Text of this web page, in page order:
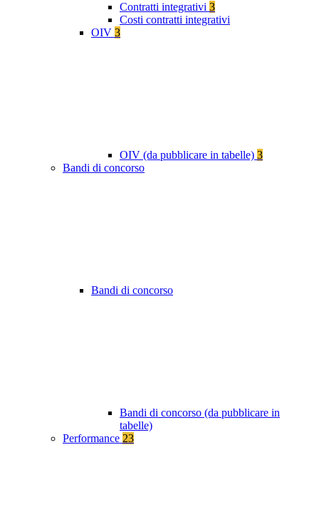
Contratti integrativi 3
Costi contratti integrativi
OIV 3
OIV (da pubblicare in tabelle) 3
Bandi di concorso
Bandi di concorso
Bandi di concorso (da pubblicare in
tabelle)
Performance 23